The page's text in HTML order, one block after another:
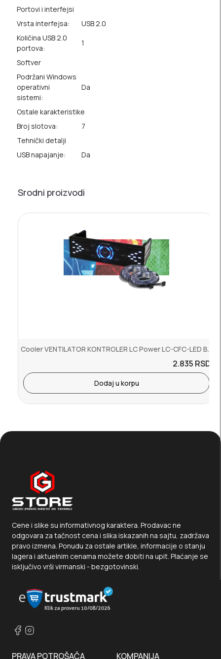
Portovi i interfejsi
Vrsta interfejsa:
USB 2.0
Količina USB 2.0
portova:
1
Softver
Podržani Windows
operativni
sistemi:
Da
Ostale karakteristike
Broj slotova:
7
Tehnički detalji
USB napajanje:
Da
Srodni proizvodi
Cooler VENTILATOR KONTROLER LC Power LC-CFC-LED Bulk
2.835 RSD.
Dodaj u korpu
Cene i slike su informativnog karaktera. Prodavac ne
odgovara za tačnost cena i slika iskazanih na sajtu, zadržava
pravo izmena. Ponudu za ostale artikle, informacije o stanju
lagera i aktuelnim cenama možete dobiti na upit. Plaćanje se
isključivo vrši virmanski - bezgotovinski.
PRAVA POTROŠAČA KOMPANIJA